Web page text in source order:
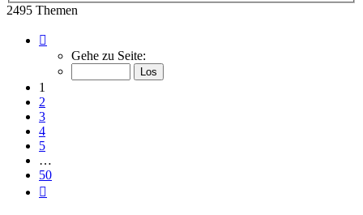
2495 Themen
von
Gehe zu Seite:
1
2
3
4
5
…
50